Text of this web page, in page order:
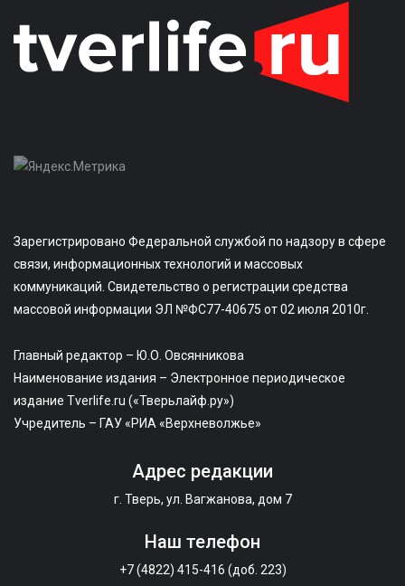
Зарегистрировано Федеральной службой по надзору в сфере
связи, информационных технологий и массовых
коммуникаций. Свидетельство о регистрации средства
массовой информации ЭЛ №ФС77-40675 от 02 июля 2010г.
Главный редактор – Ю.О. Овсянникова
Наименование издания – Электронное периодическое
издание Tverlife.ru («Тверьлайф.ру»)
Учредитель – ГАУ «РИА «Верхневолжье»
Адрес редакции
г. Тверь, ул. Вагжанова, дом 7
Наш телефон
+7 (4822) 415-416 (доб. 223)